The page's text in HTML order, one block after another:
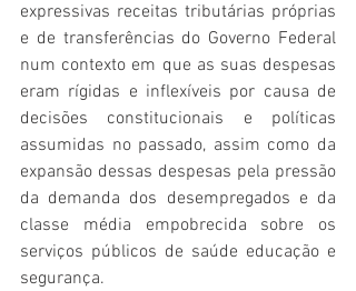
expressivas receitas tributárias próprias
e de transferências do Governo Federal
num contexto em que as suas despesas
eram rígidas e inflexíveis por causa de
decisões constitucionais e políticas
assumidas no passado, assim como da
expansão dessas despesas pela pressão
da demanda dos desempregados e da
classe média empobrecida sobre os
serviços públicos de saúde educação e
segurança.